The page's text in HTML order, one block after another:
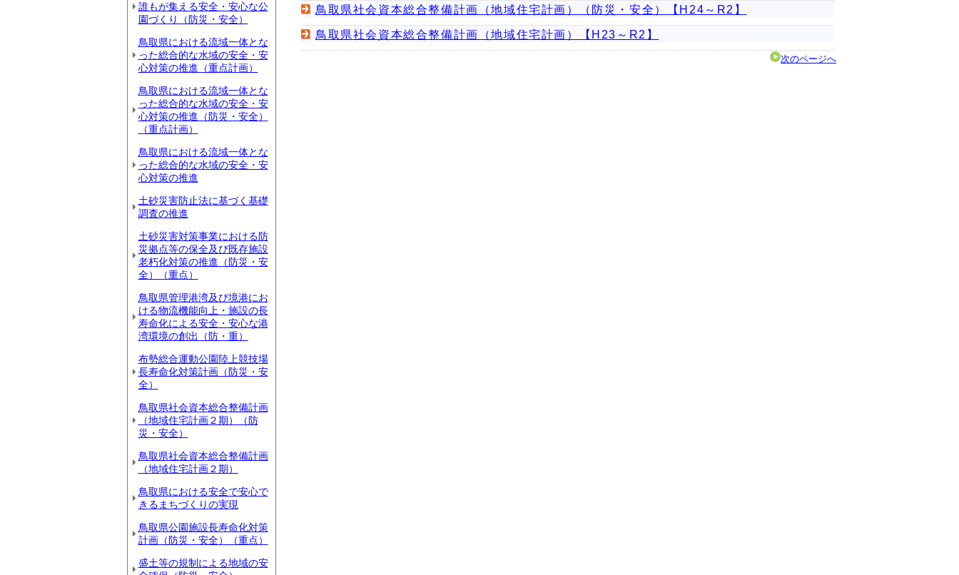
誰もが集える安全・安心な公
園づくり（防災・安全）
鳥取県における流域一体とな
った総合的な水域の安全・安
心対策の推進（重点計画）
鳥取県における流域一体とな
った総合的な水域の安全・安
心対策の推進（防災・安全）
（重点計画）
鳥取県における流域一体とな
った総合的な水域の安全・安
心対策の推進
土砂災害防止法に基づく基礎
調査の推進
土砂災害対策事業における防
災拠点等の保全及び既存施設
老朽化対策の推進（防災・安
全）（重点）
鳥取県管理港湾及び境港にお
ける物流機能向上・施設の長
寿命化による安全・安心な港
湾環境の創出（防・重）
布勢総合運動公園陸上競技場
長寿命化対策計画（防災・安
全）
鳥取県社会資本総合整備計画
（地域住宅計画２期）（防
災・安全）
鳥取県社会資本総合整備計画
（地域住宅計画２期）
鳥取県における安全で安心で
きるまちづくりの実現
鳥取県公園施設長寿命化対策
計画（防災・安全）（重点）
盛土等の規制による地域の安
鳥取県社会資本総合整備計画（地域住宅計画）（防災・安全）【H24～R2】
鳥取県社会資本総合整備計画（地域住宅計画）【H23～R2】
次のページへ